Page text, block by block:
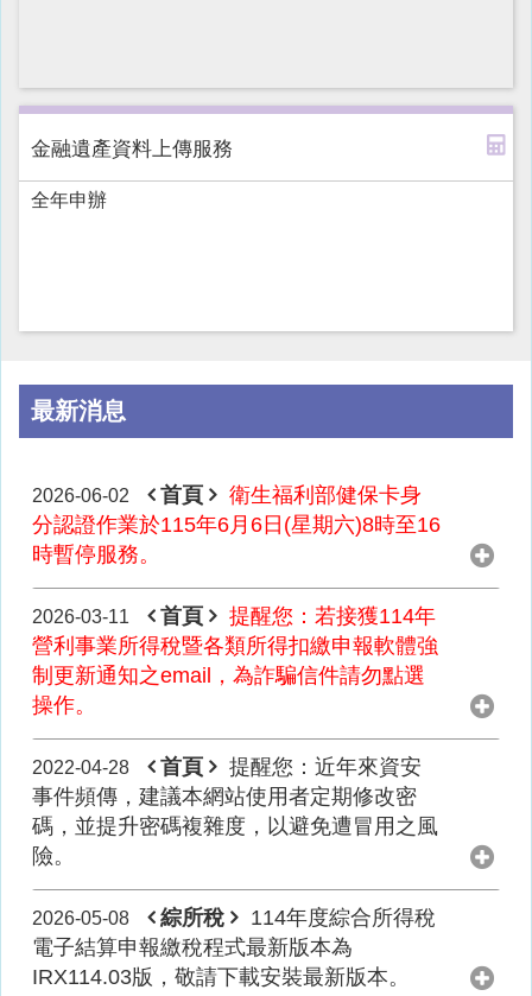
金融遺產資料上傳服務
全年申辦
最新消息
2026-06-02 首頁
衛生福利部健保卡身
分認證作業於115年6月6日(星期六)8時至16
時暫停服務。
2026-03-11 首頁
提醒您：若接獲114年
營利事業所得稅暨各類所得扣繳申報軟體強
制更新通知之email，為詐騙信件請勿點選
操作。
2022-04-28 首頁
提醒您：近年來資安
事件頻傳，建議本網站使用者定期修改密
碼，並提升密碼複雜度，以避免遭冒用之風
險。
2026-05-08 綜所稅
114年度綜合所得稅
電子結算申報繳稅程式最新版本為
IRX114.03版，敬請下載安裝最新版本。